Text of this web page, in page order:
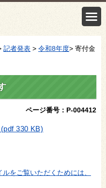
記者発表 > 令和8年度> 寄付金
ページ番号：P-004412
330 KB)
ルをご覧いただくためには、